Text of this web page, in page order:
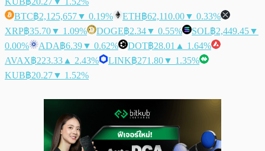
BTC฿2,125,657▼ 0.19% ETH฿62,110.00▼ 0.33%
XRP฿35.70▼ 1.09% DOGE฿2.34▼ 0.55% SOL฿2,449.45▼
0.00%
ADA฿6.39▼ 0.62% DOT฿28.01 ▲ 1.64%
AVAX฿223.33 ▲ 2.43% LINK฿271.80▼ 1.35%
KUB฿20.27▼ 1.52%